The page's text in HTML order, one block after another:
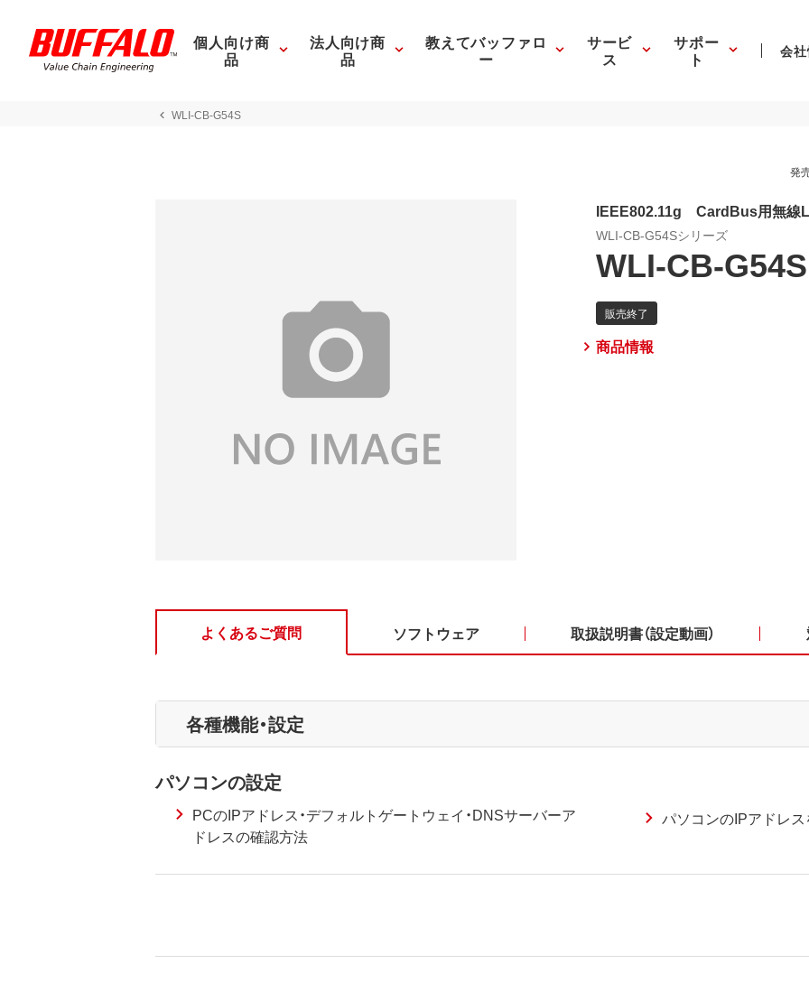
個人向け商
品
法人向け商
品
教えてバッファロ
ー
サービ
ス
サポー
ト 会
WLI-CB-G54S
発
IEEE802.11g CardBus用無線
WLI-CB-G54Sシリーズ
WLI-CB-G54S
商品情報
よくあるご質問 ソフトウェア 取扱説明書（設定動画）
各種機能・設定
パソコンの設定
PCのIPアドレス・デフォルトゲートウェイ・DNSサーバーア
ドレスの確認方法
パソコンのIPアドレ